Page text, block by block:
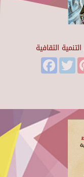
الثقافية
Facebook